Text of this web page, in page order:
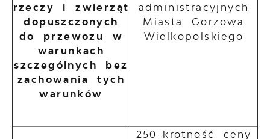
rzeczy i zwierząt
dopuszczonych
do przewozu w
warunkach
szczególnych bez
zachowania tych
warunków
administracyjnych
Miasta Gorzowa
Wielkopolskiego
250-krotność ceny